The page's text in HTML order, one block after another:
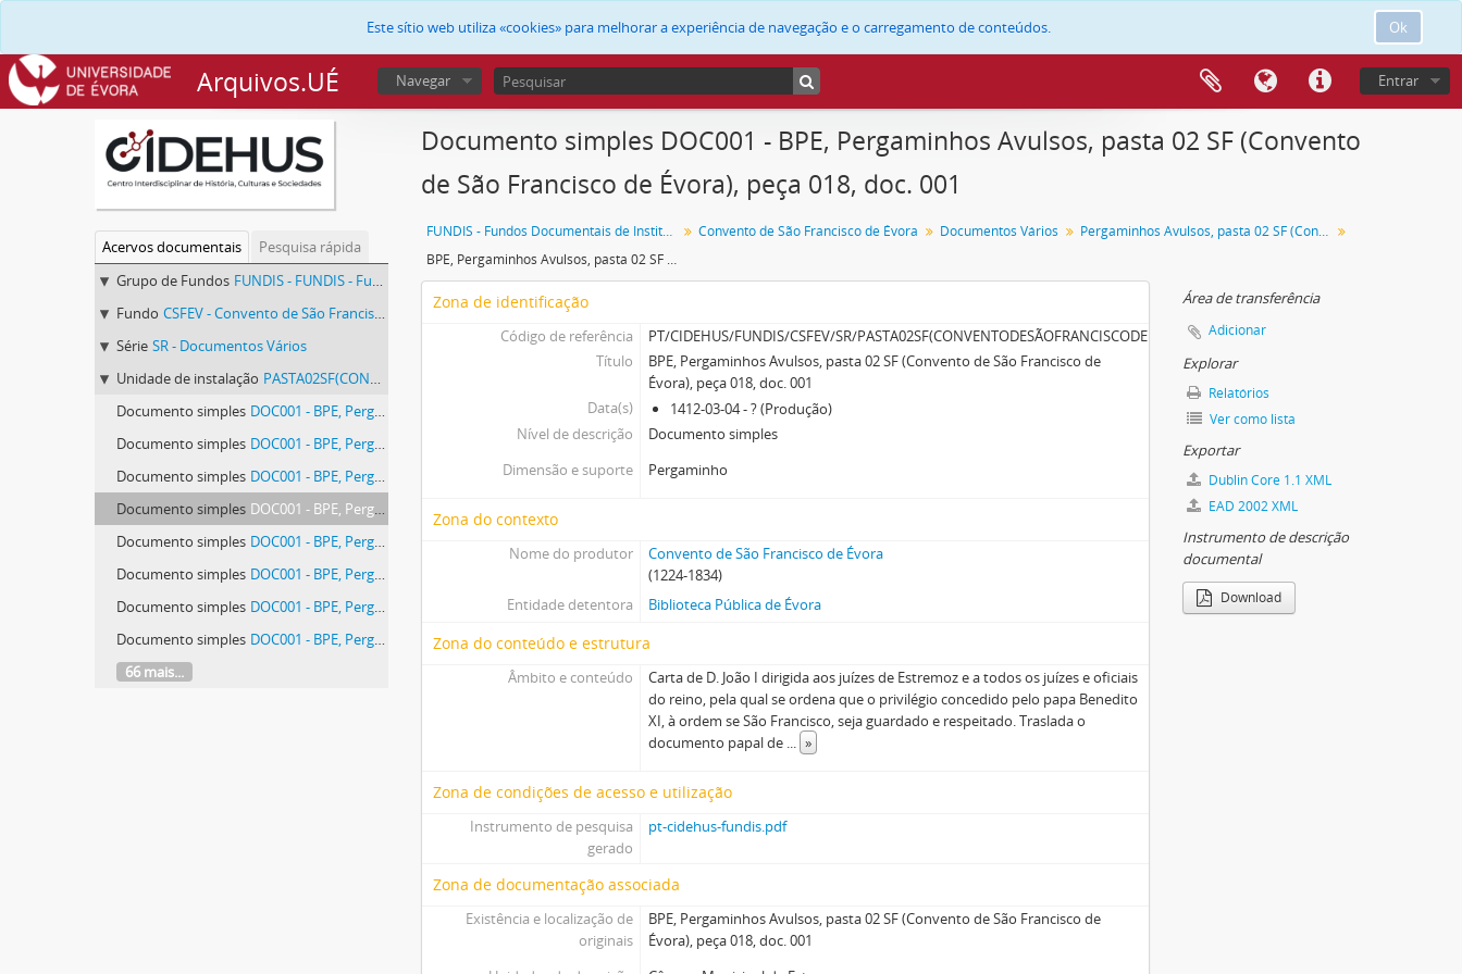
Ok
Este sítio web utiliza «cookies» para melhorar a experiência de navegação e o carregamento de conteúdos.
Arquivos.UÉ Entrar
Navegar
Acervos documentais
Pesquisa rápida
Grupo de Fundos FUNDIS - FUNDIS - Fundos Documentais de Instituições do Sul
Fundo CSFEV - Convento de São Francisco de Évora
Série SR - Documentos Vários
Unidade de instalação PASTA02SF(CONVENTODESÃOFRANCISCODEÉVORA) - Pergaminhos Avulsos, pasta 02 SF (Convento de São Francisco de Évora).
Documento simples DOC001 - BPE, Pergaminhos Avulsos, pasta 02 SF (Convento de São Francisco de Évora), peça 004, doc. 001
Documento simples DOC001 - BPE, Pergaminhos Avulsos, pasta 02 SF (Convento de São Francisco de Évora), peça 006, doc. 001
Documento simples DOC001 - BPE, Pergaminhos Avulsos, pasta 02 SF (Convento de São Francisco de Évora), peça 008, doc. 001
Documento simples DOC001 - BPE, Pergaminhos Avulsos, pasta 02 SF (Convento de São Francisco de Évora), peça 018, doc. 001
Documento simples DOC001 - BPE, Pergaminhos Avulsos, pasta 02 SF (Convento de São Francisco de Évora), peça 020, doc. 001
Documento simples DOC001 - BPE, Pergaminhos Avulsos, pasta 02 SF (Convento de São Francisco de Évora), peça 021, doc. 001
Documento simples DOC001 - BPE, Pergaminhos Avulsos, pasta 02 SF (Convento de São Francisco de Évora), peça 028, doc. 001
Documento simples DOC001 - BPE, Pergaminhos Avulsos, pasta 02 SF (Convento de São Francisco de Évora), peça 032, doc. 001
66 mais...
Documento simples DOC001 - BPE, Pergaminhos Avulsos, pasta 02 SF (Convento
de São Francisco de Évora), peça 018, doc. 001
FUNDIS - Fundos Documentais de Instituições do Sul Convento de São Francisco de Évora Documentos Vários
Pergaminhos Avulsos, pasta 02 SF (Convento de São Francisco de Évora).
BPE, Pergaminhos Avulsos, pasta 02 SF (Convento de São Francisco de Évora), peça 018, doc. 001
Zona de identificação
Código de referência
PT/CIDEHUS/FUNDIS/CSFEV/SR/PASTA02SF(CONVENTODESÃOFRANCISCODEÉVORA)/DOC001
Título
BPE, Pergaminhos Avulsos, pasta 02 SF (Convento de São Francisco de
Évora), peça 018, doc. 001
Data(s)
1412-03-04 - ? (Produção)
Nível de descrição
Documento simples
Dimensão e suporte
Pergaminho
Zona do contexto
Nome do produtor
Convento de São Francisco de Évora
(1224-1834)
Entidade detentora
Biblioteca Pública de Évora
Zona do conteúdo e estrutura
Âmbito e conteúdo
Carta de D. João I dirigida aos juízes de Estremoz e a todos os juízes e oficiais
do reino, pela qual se ordena que o privilégio concedido pelo papa Benedito
XI, à ordem se São Francisco, seja guardado e respeitado. Traslada o
documento papal de ... »
Zona de condições de acesso e utilização
Instrumento de pesquisa
gerado
pt-cidehus-fundis.pdf
Zona de documentação associada
Existência e localização de
originais
BPE, Pergaminhos Avulsos, pasta 02 SF (Convento de São Francisco de
Évora), peça 018, doc. 001
Área de transferência
Adicionar
Explorar
Relatórios
Ver como lista
Exportar
Dublin Core 1.1 XML
EAD 2002 XML
Instrumento de descrição
documental
Download